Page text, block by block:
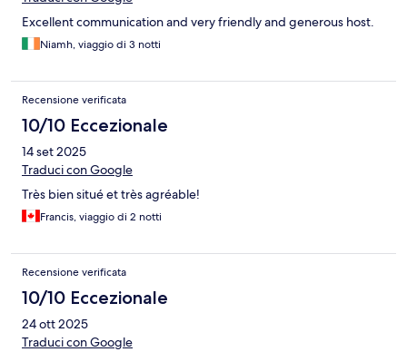
Excellent communication and very friendly and generous host.
Niamh, viaggio di 3 notti
Recensione verificata
10/10 Eccezionale
14 set 2025
Traduci con Google
Très bien situé et très agréable!
Francis, viaggio di 2 notti
Recensione verificata
10/10 Eccezionale
24 ott 2025
Traduci con Google